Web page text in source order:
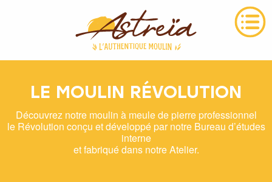
LE MOULIN RÉVOLUTION
Découvrez notre moulin à meule de pierre professionnel
le Révolution conçu et développé par notre Bureau d’études
interne
et fabriqué dans notre Atelier.